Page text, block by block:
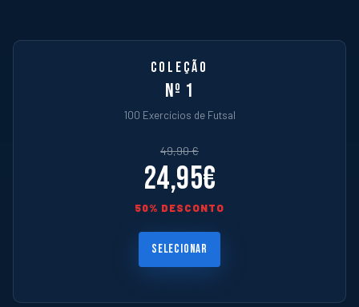
COLEÇÃO
Nº 1
100 Exercícios de Futsal
49,90 €
24,95€
50% DESCONTO
SELECIONAR